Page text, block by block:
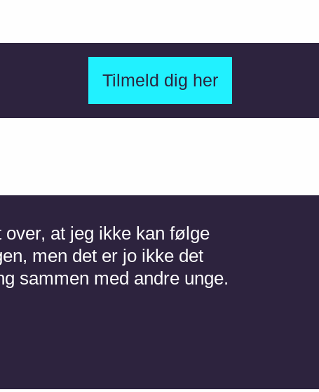
Tilmeld dig her
at jeg ikke kan følge
men det er jo ikke det
sammen med andre unge.